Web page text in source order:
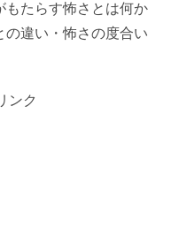
もたらす怖さとは何か
の違い・怖さの度合い
ンク